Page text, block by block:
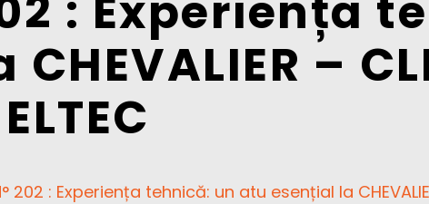
: Experiența
–
ELTEC
202 : Experiența tehnică: un atu esențial la